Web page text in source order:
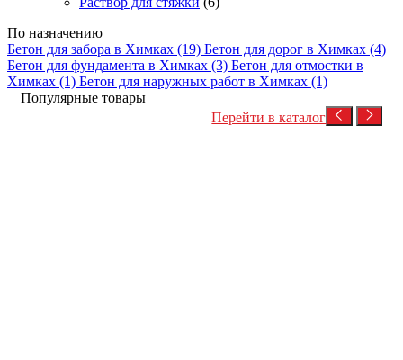
По назначению
Бетон для забора в Химках (19) Бетон для дорог в Химках (4)
Бетон для фундамента в Химках (3) Бетон для отмостки в
Химках (1) Бетон для наружных работ в Химках (1)
Популярные товары
Перейти в каталог